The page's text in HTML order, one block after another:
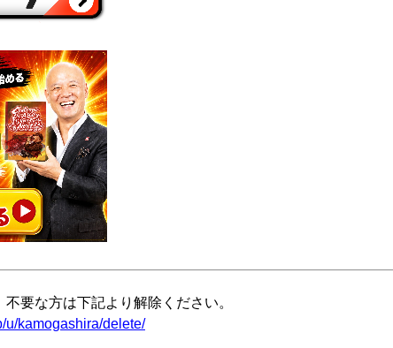
要な方は下記より解除ください。
u/kamogashira/delete/